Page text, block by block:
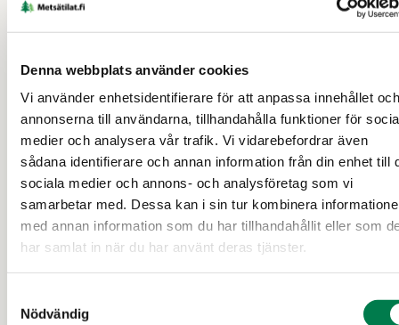
Denna webbplats använder cookies
Vi använder enhetsidentifierare för att anpassa innehållet och
annonserna till användarna, tillhandahålla funktioner för
medier och analysera vår trafik. Vi vidarebefordrar även
sådana identifierare och annan information från din enhet till
sociala medier och annons- och analysföretag som vi
samarbetar med. Dessa kan i sin tur kombinera
med annan information som du har tillhandahållit eller som
har samlat in när du har använt deras tjänster.
Nödvändig
Oavsett om du säljer för första gången eller redan är
frågor gällande skogen, försäljningen och till exempel
beskattningen.
Hitta den närmaste förmedlaren